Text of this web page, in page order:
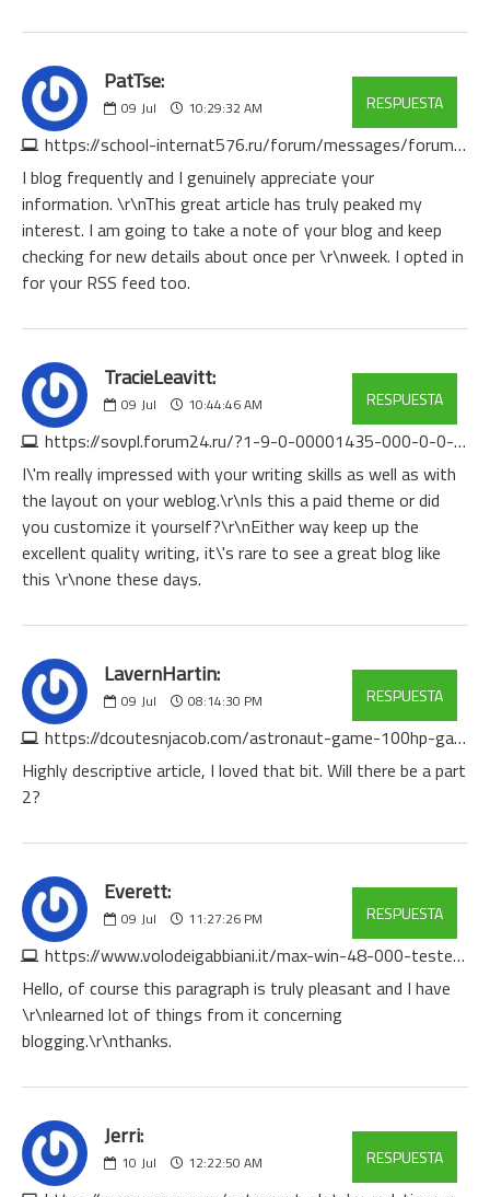
PatTse:
09 Jul 10:29:32 AM
https://school-internat576.ru/forum/messages/forum1/topic3654/message6200/?result=new
RESPUESTA
I blog frequently and I genuinely appreciate your
information. \r\nThis great article has truly peaked my
interest. I am going to take a note of your blog and keep
checking for new details about once per \r\nweek. I opted in
for your RSS feed too.
TracieLeavitt:
09 Jul 10:44:46 AM
https://sovpl.forum24.ru/?1-9-0-00001435-000-0-0-1783578142
RESPUESTA
I\'m really impressed with your writing skills as well as with
the layout on your weblog.\r\nIs this a paid theme or did
you customize it yourself?\r\nEither way keep up the
excellent quality writing, it\'s rare to see a great blog like
this \r\none these days.
LavernHartin:
09 Jul 08:14:30 PM
https://dcoutesnjacob.com/astronaut-game-100hp-gaming-demo-review-9
RESPUESTA
Highly descriptive article, I loved that bit. Will there be a part
2?
Everett:
09 Jul 11:27:26 PM
https://www.volodeigabbiani.it/max-win-48-000-tested-by-experts-12
RESPUESTA
Hello, of course this paragraph is truly pleasant and I have
\r\nlearned lot of things from it concerning
blogging.\r\nthanks.
Jerri:
10 Jul 12:22:50 AM RESPUESTA